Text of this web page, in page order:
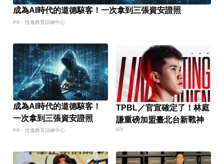
成為AI時代的道德駭客！一次拿到三張資安證照
PR・恆逸教育訓練中心
成為AI時代的道德駭客！
一次拿到三張資安證照
PR・恆逸教育訓練中心
TPBL／官宣確定了！林庭
謙重磅加盟臺北台新戰神
8/6